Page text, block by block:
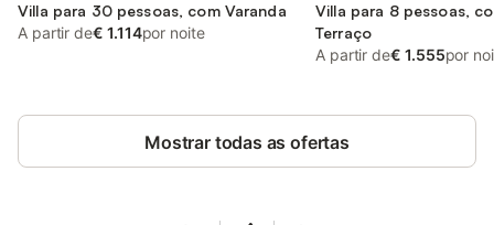
Villa para 30 pessoas, com Varanda
A partir de€ 1.114por noite
Villa para 8 pessoas,
Terraço
A partir de€ 1.555por
Mostrar todas as ofertas